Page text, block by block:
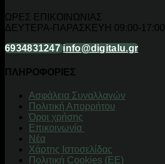
ΩΡΕΣ ΕΠΙΚΟΙΝΩΝΙΑΣ
ΔΕΥΤΕΡΑ-ΠΑΡΑΣΚΕΥΗ 09:00-17:00
6934831247 info@digitalu.gr
ΠΛΗΡΟΦΟΡΙΕΣ
Aσφάλεια Συναλλαγών
Πολιτική Απορρήτου
Όροι χρήσης
Επικοινωνία
Νέα
Χάρτης Ιστοσελίδας
Πολιτική Cookies (ΕΕ)